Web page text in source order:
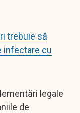
trebuie să
infectare cu
legale
de